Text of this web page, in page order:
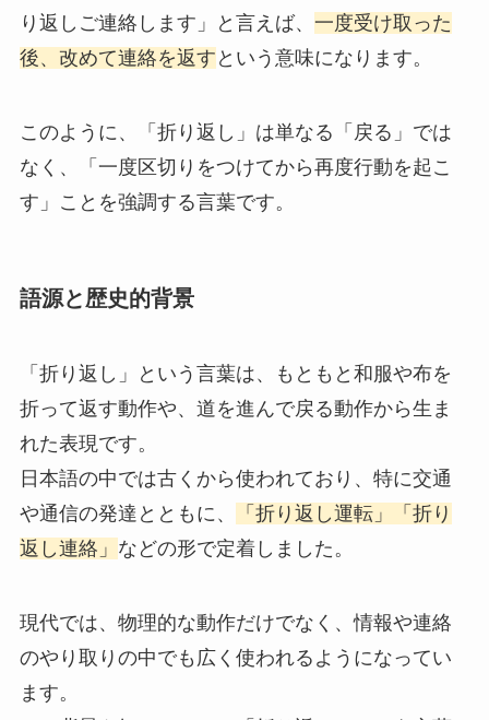
り返しご連絡します」と言えば、 一度受け取った
後、改めて連絡を返す という意味になります。
このように、「折り返し」は単なる「戻る」では
なく、「一度区切りをつけてから再度行動を起こ
す」ことを強調する言葉です。
語源と歴史的背景
「折り返し」という言葉は、もともと和服や布を
折って返す動作や、道を進んで戻る動作から生ま
れた表現です。
日本語の中では古くから使われており、特に交通
や通信の発達とともに、
「折り返し運転」「折り
返し連絡」 などの形で定着しました。
現代では、物理的な動作だけでなく、情報や連絡
のやり取りの中でも広く使われるようになってい
ます。